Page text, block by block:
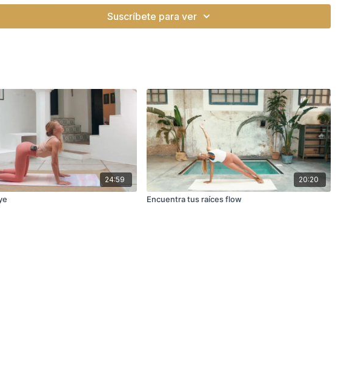
Suscríbete para ver
24:59 20:20
Encuentra tus raíces flow